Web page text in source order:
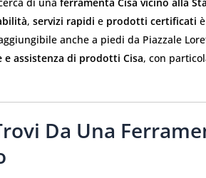
, servizi rapidi e prodotti certificati
anche a piedi da Piazzale
e assistenza di prodotti Cisa, con
Da Una